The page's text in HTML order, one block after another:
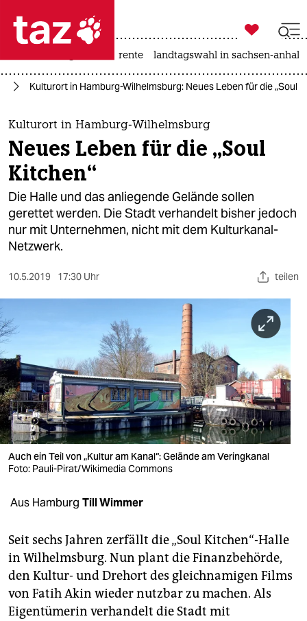
 taz zahl ich
taz zahl ich
themen
politik
öko
gesellschaft
kultur
sport
nord
wahrheit
verlag
verlag
veranstaltungen
fragen & hilfe
unterstützen
abo
genossenschaft
epaper login

taz zahl ich
rente landtagswahl in sachsen-anhalt
Kulturort in Hamburg-Wilhelmsburg: Neues Leben für die „Soul
Kulturort in Hamburg-Wilhelmsburg
Neues Leben für die „Soul
Kitchen“
Die Halle und das anliegende Gelände sollen
gerettet werden. Die Stadt verhandelt bisher jedoch
nur mit Unternehmen, nicht mit dem Kulturkanal-
Netzwerk.
10.5.2019 17:30 Uhr teilen
Auch ein Teil von „Kultur am Kanal“: Gelände am Veringkanal
Foto: Pauli-Pirat/Wikimedia Commons
Aus Hamburg Till Wimmer
Seit sechs Jahren zerfällt die „Soul Kitchen“-Halle
in Wilhelmsburg. Nun plant die Finanzbehörde,
den Kultur- und Drehort des gleichnamigen Films
von Fatih Akin wieder nutzbar zu machen. Als
Eigentümerin verhandelt die Stadt mit